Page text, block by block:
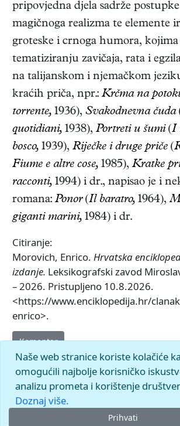
pripovjedna djela sadrže
magičnoga realizma te elemente
groteske i crnoga humora, kojima
tematiziranju zavičaja, rata i
na talijanskom i njemačkom
kraćih priča, npr.: Krčma na
torrente, 1936), Svakodnevna čuda
quotidiani, 1938), Portreti u šumi(I
bosco, 1939), Riječke i druge priče (
Fiume e altre cose, 1985), Kratke
racconti, 1994) i dr., napisao je i
romana: Ponor(Il baratro, 1964),
giganti marini, 1984) i dr.
Citiranje:
Morovich, Enrico. Hrvatska
izdanje. Leksikografski zavod
– 2026. Pristupljeno 10.8.2026.
<https://www.enciklopedija.hr/
enrico>.
Komentar
Naše web stranice koriste kolačiće
omogućili najbolje korisničko
analizu prometa i korištenje
Doznaj više.
Prihvati